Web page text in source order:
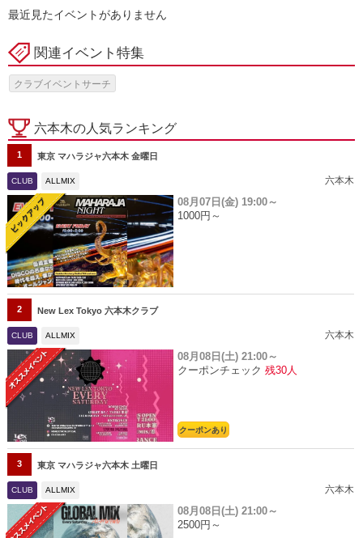
最近見たイベントがありません
関連イベント特集
クラブイベントサーチ
六本木の人気ランキング
1 東京 マハラジャ六本木 金曜日
CLUB ALLMIX 六本木
08月07日(金) 19:00～
1000円～
2 New Lex Tokyo 六本木クラブ
CLUB ALLMIX 六本木
08月08日(土) 21:00～
クーポンチェック 残30人
クーポンあり
3 東京 マハラジャ六本木 土曜日
CLUB ALLMIX 六本木
08月08日(土) 21:00～
2500円～